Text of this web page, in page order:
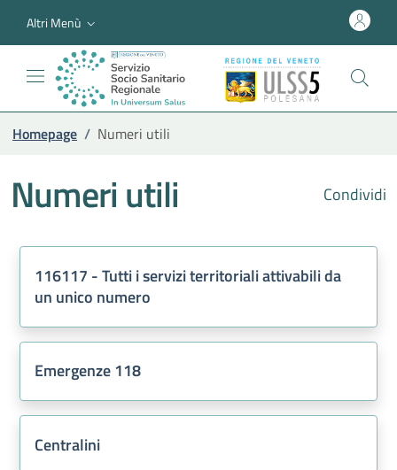
Altri Menù
Homepage / Numeri utili
Condividi
Numeri utili
116117 - Tutti i servizi territoriali attivabili da
un unico numero
Emergenze 118
Centralini